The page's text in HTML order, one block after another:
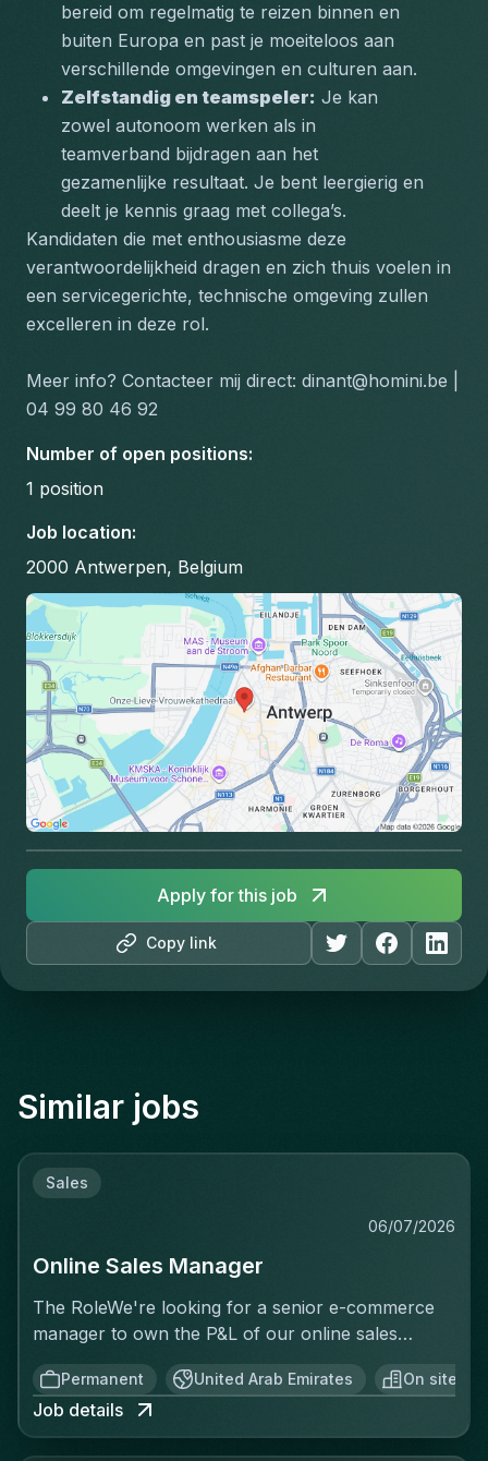
bereid om regelmatig te reizen binnen en
buiten Europa en past je moeiteloos aan
verschillende omgevingen en culturen aan.
Zelfstandig en teamspeler: Je kan
zowel autonoom werken als in
teamverband bijdragen aan het
gezamenlijke resultaat. Je bent leergierig en
deelt je kennis graag met collega’s.
Kandidaten die met enthousiasme deze
verantwoordelijkheid dragen en zich thuis voelen in
een servicegerichte, technische omgeving zullen
excelleren in deze rol.
Meer info? Contacteer mij direct: dinant@homini.be |
04 99 80 46 92
Number of open positions:
1 position
Job location:
2000 Antwerpen, Belgium
Copy link
Apply for this job
Similar jobs
Sales
06/07/2026
Online Sales Manager
The RoleWe're looking for a senior e-commerce
manager to own the P&L of our online sales
activity end to end — not just execute
operationally, but be accountable for the revenue
generated. This isn't a merchandising or
catalogue-upload role. You'll treat every sale as a
Permanent United Arab Emirates On site
Job details